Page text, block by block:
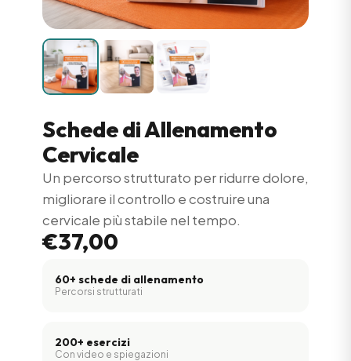
Schede di Allenamento
Cervicale
Un percorso strutturato per ridurre dolore,
migliorare il controllo e costruire una
cervicale più stabile nel tempo.
€37,00
60+ schede di allenamento
Percorsi strutturati
200+ esercizi
Con video e spiegazioni